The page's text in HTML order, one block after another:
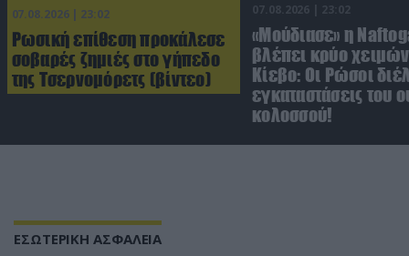
07.08.2026 | 23:02
Ρωσική επίθεση προκάλεσε
σοβαρές ζημιές στο γήπεδο
της Τσερνομόρετς (βίντεο)
07.08.2026 | 23:02
«Μούδιασε» η
βλέπει κρύο
Κίεβο: Οι Ρώσοι
εγκαταστάσεις του
κολοσσού!
ΕΣΩΤΕΡΙΚΗ ΑΣΦΑΛΕΙΑ